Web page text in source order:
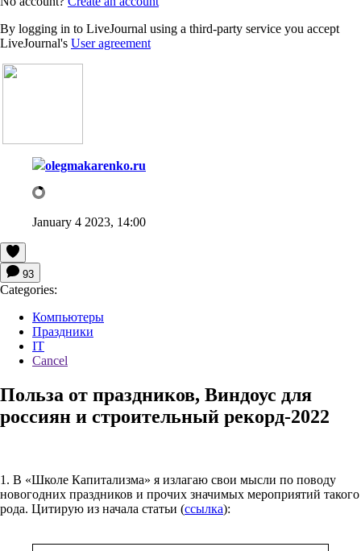
By logging in to LiveJournal using a third-party service you accept
LiveJournal's User agreement
olegmakarenko.ru
January 4 2023, 14:00
93
Categories:
Компьютеры
Праздники
IT
Cancel
Польза от праздников, Виндоус для
россиян и строительный рекорд-2022
1. В «Школе Капитализма» я излагаю свои мысли по поводу
новогодних праздников и прочих значимых мероприятий такого
рода. Цитирую из начала статьи (ссылка):